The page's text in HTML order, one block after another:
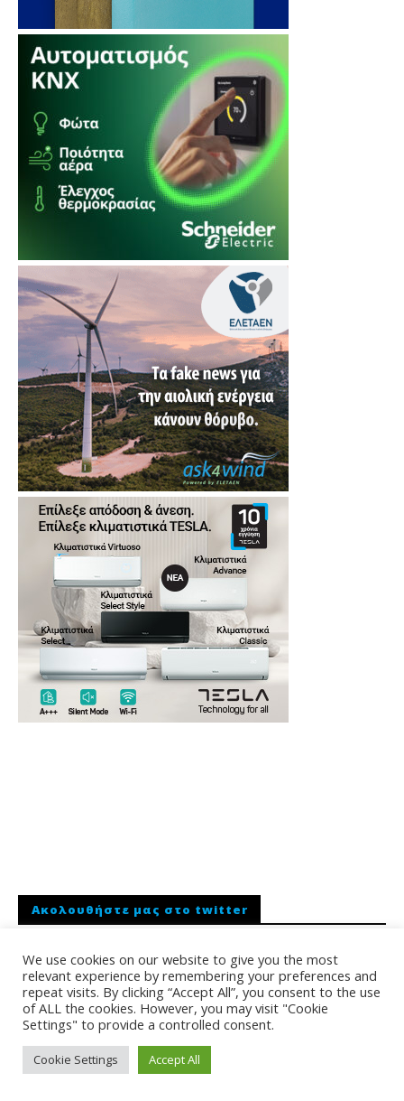
Ακολουθήστε μας στο twitter
To εβδομαδιαίο μας newsletter
Email
We use cookies on our website to give you the most
relevant experience by remembering your preferences and
repeat visits. By clicking “Accept All”, you consent to the use
of ALL the cookies. However, you may visit "Cookie
Settings" to provide a controlled consent.
Cookie Settings Accept All